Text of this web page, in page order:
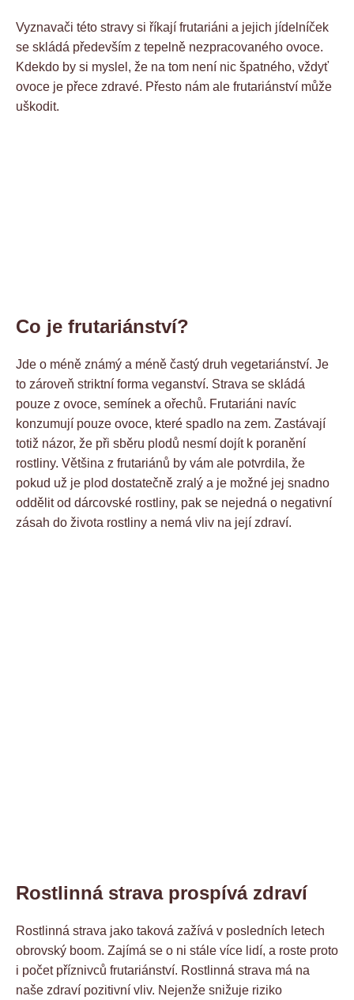
Vyznavači této stravy si říkají frutariáni a jejich jídelníček
se skládá především z tepelně nezpracovaného ovoce.
Kdekdo by si myslel, že na tom není nic špatného, vždyť
ovoce je přece zdravé. Přesto nám ale frutariánství může
uškodit.
Co je frutariánství?
Jde o méně známý a méně častý druh vegetariánství. Je
to zároveň striktní forma veganství. Strava se skládá
pouze z ovoce, semínek a ořechů. Frutariáni navíc
konzumují pouze ovoce, které spadlo na zem. Zastávají
totiž názor, že při sběru plodů nesmí dojít k poranění
rostliny. Většina z frutariánů by vám ale potvrdila, že
pokud už je plod dostatečně zralý a je možné jej snadno
oddělit od dárcovské rostliny, pak se nejedná o negativní
zásah do života rostliny a nemá vliv na její zdraví.
Rostlinná strava prospívá zdraví
Rostlinná strava jako taková zažívá v posledních letech
obrovský boom. Zajímá se o ni stále více lidí, a roste proto
i počet příznivců frutariánství. Rostlinná strava má na
naše zdraví pozitivní vliv. Nejenže snižuje riziko